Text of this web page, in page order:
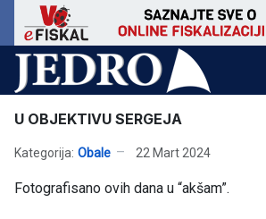
U OBJEKTIVU SERGEJA
Kategorija: Obale 22 Mart 2024
Fotografisano ovih dana u “akšam”.